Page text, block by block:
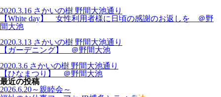
2020.3.16 さかいの樹 野間大池通り
【White day】 女性利用者様に日頃の感謝のお返しを ＠野
間大池
2020.3.13 さかいの樹 野間大池通り
【ガーデニング】 ＠野間大池
2020.3.6 さかいの樹 野間大池通り
【ひなまつり】 ＠野間大池
最近の投稿
2026.6.20～親睦会～